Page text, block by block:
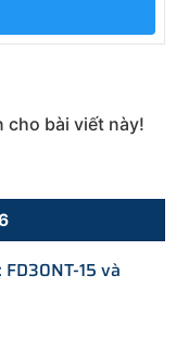
cho bài viết này!
15 và